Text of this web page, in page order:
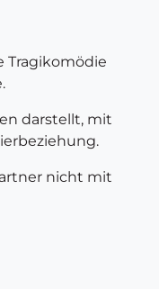
darstellt, mit
nicht mit